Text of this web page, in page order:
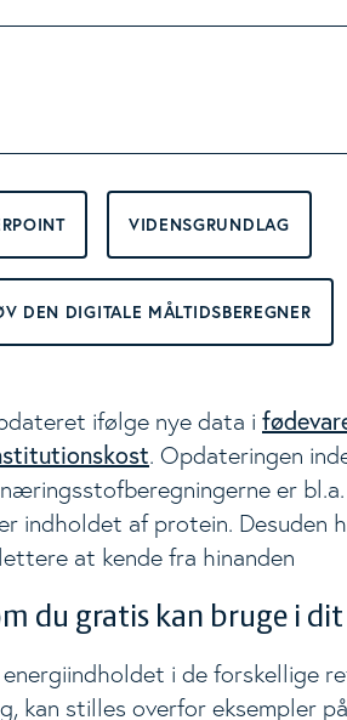
VIDENSGRUNDLAG
DEN DIGITALE MÅLTIDSBEREGNER
ifølge nye data i
. Opdateringen
er
indholdet af protein. Desuden
at kende fra hinanden
du gratis kan bruge i
i de forskellige
kan stilles overfor eksempler på